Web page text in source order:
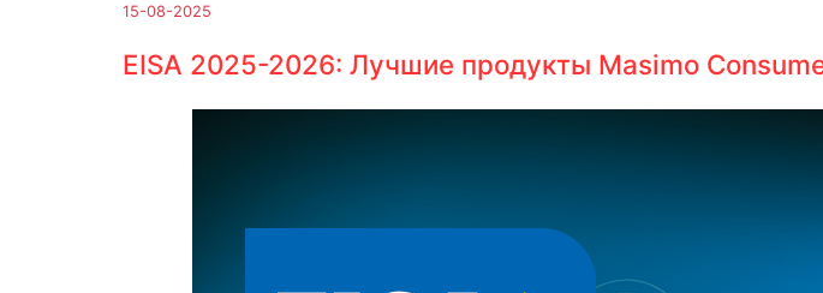
15-08-2025
EISA 2025-2026: Лучшие продукты Masimo